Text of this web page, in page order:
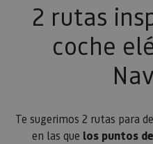
2 rutas
coche
Te sugerimos 2 rutas para
en las que los puntos